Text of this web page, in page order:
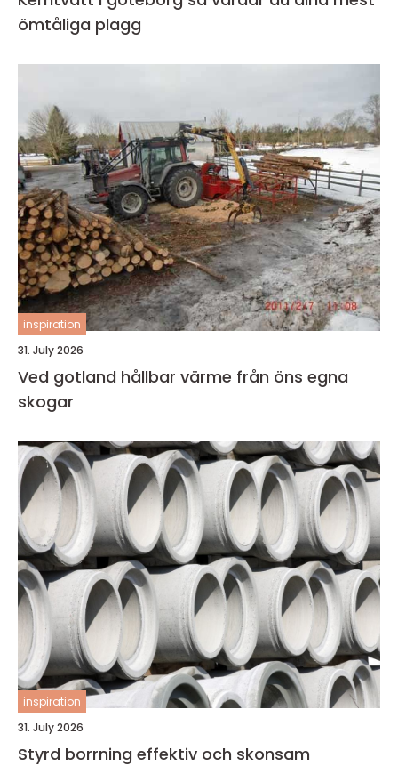
ömtåliga plagg
inspiration
31. July 2026
Ved gotland hållbar värme från öns egna
skogar
inspiration
31. July 2026
Styrd borrning effektiv och skonsam